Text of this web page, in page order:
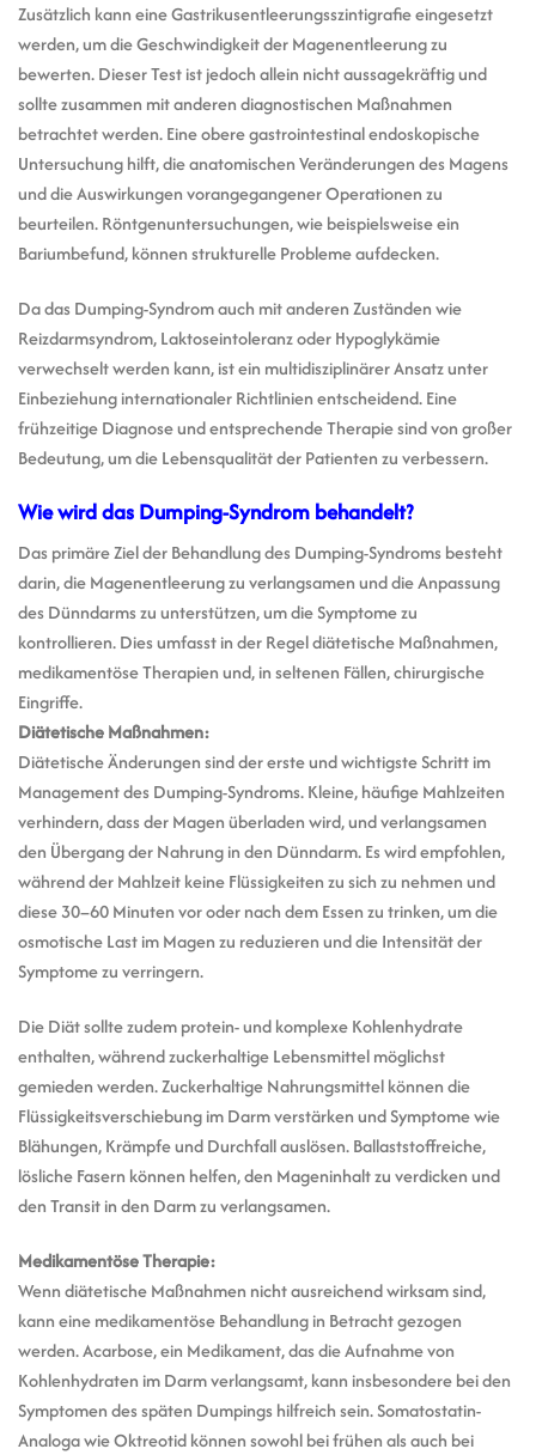
Zusätzlich kann eine Gastrikusentleerungsszintigrafie eingesetzt
werden, um die Geschwindigkeit der Magenentleerung zu
bewerten. Dieser Test ist jedoch allein nicht aussagekräftig und
sollte zusammen mit anderen diagnostischen Maßnahmen
betrachtet werden. Eine obere gastrointestinal endoskopische
Untersuchung hilft, die anatomischen Veränderungen des Magens
und die Auswirkungen vorangegangener Operationen zu
beurteilen. Röntgenuntersuchungen, wie beispielsweise ein
Bariumbefund, können strukturelle Probleme aufdecken.
Da das Dumping-Syndrom auch mit anderen Zuständen wie
Reizdarmsyndrom, Laktoseintoleranz oder Hypoglykämie
verwechselt werden kann, ist ein multidisziplinärer Ansatz unter
Einbeziehung internationaler Richtlinien entscheidend. Eine
frühzeitige Diagnose und entsprechende Therapie sind von großer
Bedeutung, um die Lebensqualität der Patienten zu verbessern.
Wie wird das Dumping-Syndrom behandelt?
Das primäre Ziel der Behandlung des Dumping-Syndroms besteht
darin, die Magenentleerung zu verlangsamen und die Anpassung
des Dünndarms zu unterstützen, um die Symptome zu
kontrollieren. Dies umfasst in der Regel diätetische Maßnahmen,
medikamentöse Therapien und, in seltenen Fällen, chirurgische
Eingriffe.
Diätetische Maßnahmen:
Diätetische Änderungen sind der erste und wichtigste Schritt im
Management des Dumping-Syndroms. Kleine, häufige Mahlzeiten
verhindern, dass der Magen überladen wird, und verlangsamen
den Übergang der Nahrung in den Dünndarm. Es wird empfohlen,
während der Mahlzeit keine Flüssigkeiten zu sich zu nehmen und
diese 30–60 Minuten vor oder nach dem Essen zu trinken, um die
osmotische Last im Magen zu reduzieren und die Intensität der
Symptome zu verringern.
Die Diät sollte zudem protein- und komplexe Kohlenhydrate
enthalten, während zuckerhaltige Lebensmittel möglichst
gemieden werden. Zuckerhaltige Nahrungsmittel können die
Flüssigkeitsverschiebung im Darm verstärken und Symptome wie
Blähungen, Krämpfe und Durchfall auslösen. Ballaststoffreiche,
lösliche Fasern können helfen, den Mageninhalt zu verdicken und
den Transit in den Darm zu verlangsamen.
Medikamentöse Therapie:
Wenn diätetische Maßnahmen nicht ausreichend wirksam sind,
kann eine medikamentöse Behandlung in Betracht gezogen
werden. Acarbose, ein Medikament, das die Aufnahme von
Kohlenhydraten im Darm verlangsamt, kann insbesondere bei den
Symptomen des späten Dumpings hilfreich sein. Somatostatin-
Analoga wie Oktreotid können sowohl bei frühen als auch bei